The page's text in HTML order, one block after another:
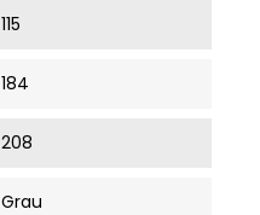
115
184
208
Grau